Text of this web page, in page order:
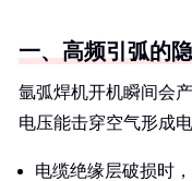
一、高频引弧的
氩弧焊机开机瞬间会
电压能击穿空气形成
电缆绝缘层破损时